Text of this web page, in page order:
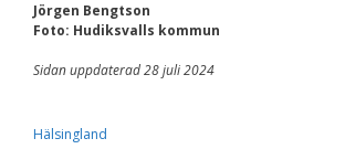
Jörgen Bengtson
Foto: Hudiksvalls kommun
Sidan uppdaterad 28 juli 2024
Hälsingland